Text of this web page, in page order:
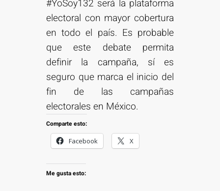
#YoSoy132 será la plataforma
electoral con mayor cobertura
en todo el país. Es probable
que este debate permita
definir la campaña, sí es
seguro que marca el inicio del
fin de las campañas
electorales en México.
Comparte esto:
Facebook
X
Me gusta esto: